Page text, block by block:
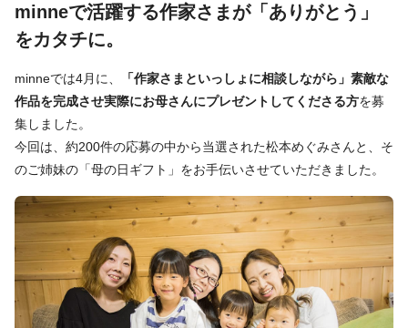
minneで活躍する作家さまが「ありがとう」
をカタチに。
minneでは4月に、
「作家さまといっしょに相談しながら」素敵な
作品を完成させ実際にお母さんにプレゼントしてくださる方を募
集しました。
今回は、約200件の応募の中から当選された松本めぐみさんと、そ
のご姉妹の「母の日ギフト」をお手伝いさせていただきました。